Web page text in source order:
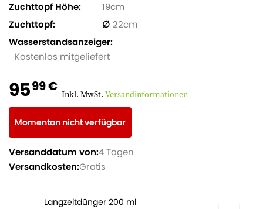
Zuchttopf Höhe
19
Zuchttopf
22
Wasserstandsanzeiger
Kostenlos mitgeliefert
9599 € Inkl. MwSt. Versandinformationen
Momentan nicht verfügbar
Versanddatum von:4 Tagen
Versandkosten:Gratis
Langzeitdünger 200 ml